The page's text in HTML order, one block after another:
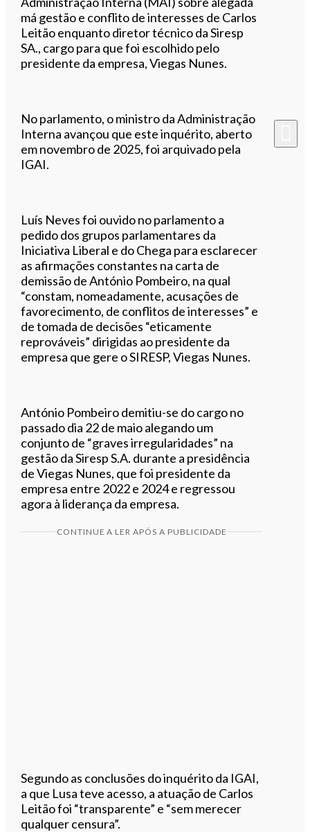
má gestão e conflito de interesses de Carlos
Leitão enquanto diretor técnico da Siresp
SA., cargo para que foi escolhido pelo
presidente da empresa, Viegas Nunes.
No parlamento, o ministro da Administração
Interna avançou que este inquérito, aberto
em novembro de 2025, foi arquivado pela
IGAI.
Luís Neves foi ouvido no parlamento a
pedido dos grupos parlamentares da
Iniciativa Liberal e do Chega para esclarecer
as afirmações constantes na carta de
demissão de António Pombeiro, na qual
“constam, nomeadamente, acusações de
favorecimento, de conflitos de interesses” e
de tomada de decisões “eticamente
reprováveis” dirigidas ao presidente da
empresa que gere o SIRESP, Viegas Nunes.
António Pombeiro demitiu-se do cargo no
passado dia 22 de maio alegando um
conjunto de “graves irregularidades” na
gestão da Siresp S.A. durante a presidência
de Viegas Nunes, que foi presidente da
empresa entre 2022 e 2024 e regressou
agora à liderança da empresa.
CONTINUE A LER APÓS A PUBLICIDADE
Segundo as conclusões do inquérito da IGAI,
a que Lusa teve acesso, a atuação de Carlos
Leitão foi “transparente” e “sem merecer
qualquer censura”.